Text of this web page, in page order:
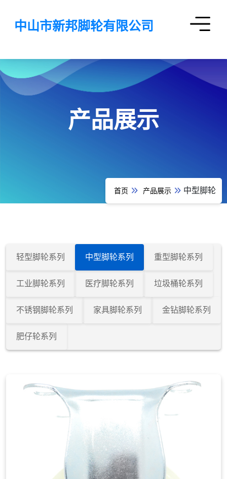
中山市新邦脚轮有限公司
产品展示
首页 产品展示 中型脚轮
轻型脚轮系列 中型脚轮系列 重型脚轮系列
工业脚轮系列 医疗脚轮系列 垃圾桶轮系列
不锈钢脚轮系列 家具脚轮系列 金钻脚轮系列
肥仔轮系列